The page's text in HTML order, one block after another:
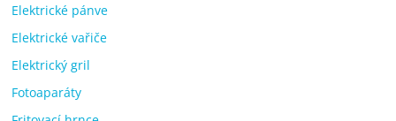
Elektrické pánve
Elektrické vařiče
Elektrický gril
Fotoaparáty